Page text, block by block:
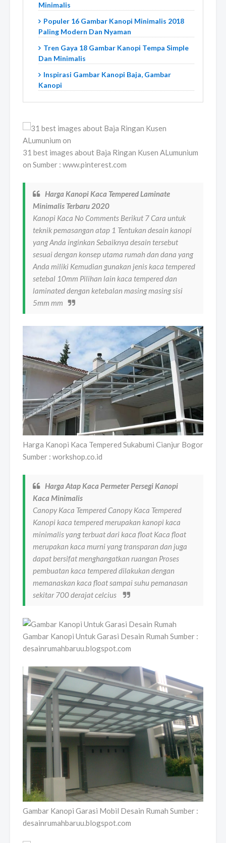
Minimalis
Populer 16 Gambar Kanopi Minimalis 2018
Paling Modern Dan Nyaman
Tren Gaya 18 Gambar Kanopi Tempa Simple
Dan Minimalis
Inspirasi Gambar Kanopi Baja, Gambar
Kanopi
31 best images about Baja Ringan Kusen ALumunium
on Sumber : www.pinterest.com
Harga Kanopi Kaca Tempered Laminate
Minimalis Terbaru 2020
Kanopi Kaca No Comments Berikut 7 Cara untuk
teknik pemasangan atap 1 Tentukan desain kanopi
yang Anda inginkan Sebaiknya desain tersebut
sesuai dengan konsep utama rumah dan dana yang
Anda miliki Kemudian gunakan jenis kaca tempered
setebal 10mm Pilihan lain kaca tempered dan
laminated dengan ketebalan masing masing sisi
5mm mm
Harga Kanopi Kaca Tempered Sukabumi Cianjur Bogor
Sumber : workshop.co.id
Harga Atap Kaca Permeter Persegi Kanopi
Kaca Minimalis
Canopy Kaca Tempered Canopy Kaca Tempered
Kanopi kaca tempered merupakan kanopi kaca
minimalis yang terbuat dari kaca float Kaca float
merupakan kaca murni yang transparan dan juga
dapat bersifat menghangatkan ruangan Proses
pembuatan kaca tempered dilakukan dengan
memanaskan kaca float sampai suhu pemanasan
sekitar 700 derajat celcius
Gambar Kanopi Untuk Garasi Desain Rumah Sumber :
desainrumahbaruu.blogspot.com
Gambar Kanopi Garasi Mobil Desain Rumah Sumber :
desainrumahbaruu.blogspot.com